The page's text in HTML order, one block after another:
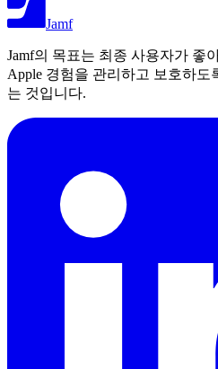
Jamf
Jamf의 목표는 최종 사용자가 좋
Apple 경험을 관리하고 보호하
는 것입니다.